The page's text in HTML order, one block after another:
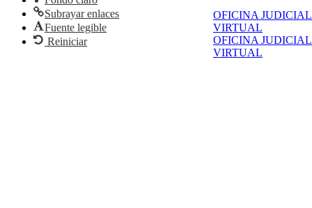
OFICINA JUDICIAL
VIRTUAL
OFICINA JUDICIAL
VIRTUAL
Subrayar enlaces
Fuente legible
Reiniciar